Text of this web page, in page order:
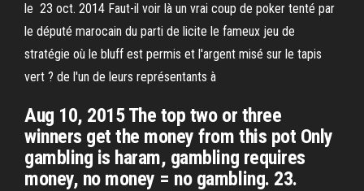
le 23 oct. 2014 Faut-il voir là un vrai coup de poker tenté par
le député marocain du parti de licite le fameux jeu de
stratégie où le bluff est permis et l'argent misé sur le tapis
vert ? de l'un de leurs représentants à
Aug 10, 2015 The top two or three
winners get the money from this pot Only
gambling is haram, gambling requires
money, no money = no gambling. 23.